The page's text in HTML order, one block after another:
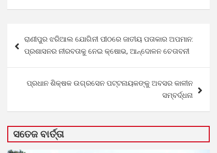
navigation
ରାଣୀପୁର ଝରିଆଲ ଯୋଗିନୀ ପୀଠରେ ଜାତୀୟ ପତାକାର ଅପମାନ:
ପ୍ରଶାସନର ନୀରବତାକୁ ନେଇ କ୍ଷୋଭ, ଆନ୍ଦୋଳନ ଚେତାବନୀ
ପ୍ରଧାନ ଶିକ୍ଷକ ଉଗ୍ରସେନ ପଟ୍ଟନାୟକଙ୍କୁ ଅବସର କାଳୀନ
ସମ୍ବର୍ଦ୍ଧନା
ସତେଜ ବାର୍ତ୍ତା